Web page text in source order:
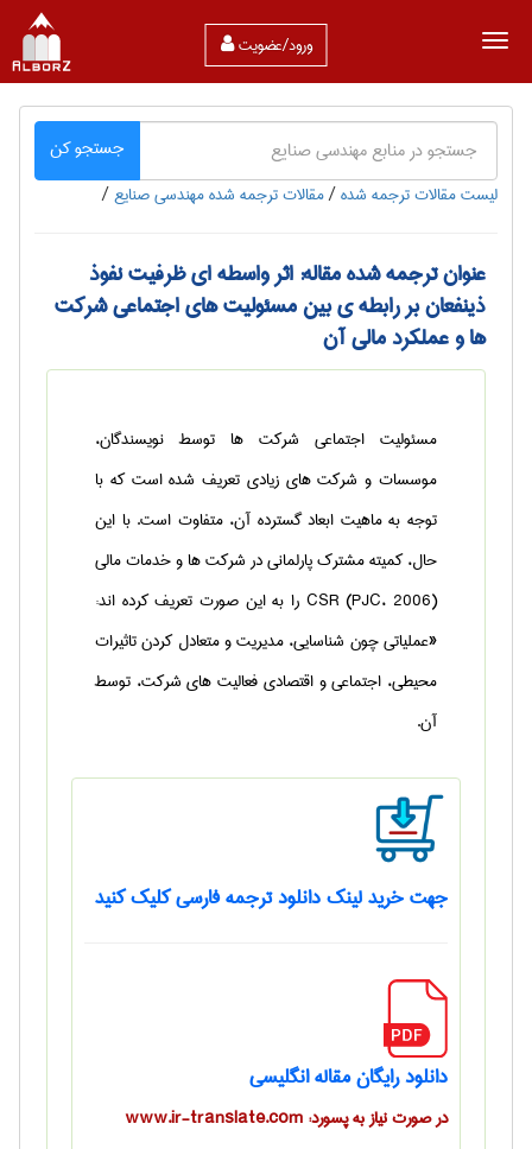
ورود/عضویت
جستجو کن
لیست مقالات ترجمه شده/مقالات ترجمه شده مهندسی صنايع/
عنوان ترجمه شده مقاله: اثر واسطه ای ظرفیت نفوذ
ذینفعان بر رابطه ی بین مسئولیت های اجتماعی شرکت
ها و عملکرد مالی آن
مسئولیت اجتماعی شرکت ها توسط نویسندگان،
موسسات و شرکت های زیادی تعریف شده است که با
توجه به ماهیت ابعاد گسترده آن، متفاوت است. با این
حال، کمیته مشترک پارلمانی در شرکت ها و خدمات مالی
(PJC، 2006) CSR را به این صورت تعریف کرده اند:
«عملیاتی چون شناسایی، مدیریت و متعادل کردن تاثیرات
محیطی، اجتماعی و اقتصادی فعالیت های شرکت، توسط
آن.
جهت خرید لینک دانلود ترجمه فارسی کلیک کنید
دانلود رایگان مقاله انگلیسی
در صورت نیاز به پسورد: www.ir-translate.com